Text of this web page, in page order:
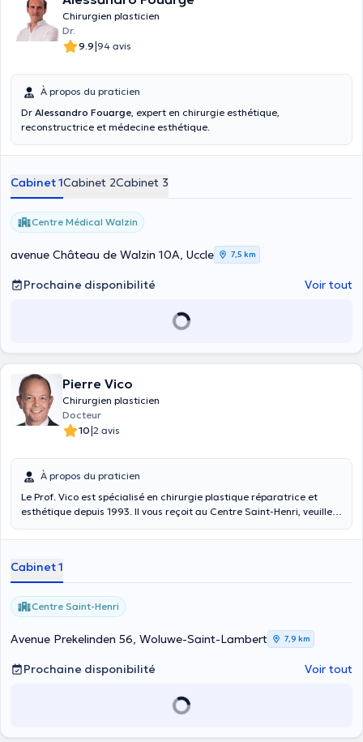
participe à des nombreux congrès internationaux de chirurgie
plastique et esthétique. Très à l’écoute de ses patients et d’une
grande rigueur dans son travail, le Dr Paun accorde une attention
toute particulière au suivi du patient.
Chirurgien plasticien
Dr.
9.9|94 avis
À propos du praticien
Dr Alessandro Fouarge, expert en chirurgie esthétique,
reconstructrice et médecine esthétique.
Cabinet 1Cabinet 2Cabinet 3
Centre Médical Walzin
avenue Château de Walzin 10A, Uccle 7,5 km
Prochaine disponibilité Voir tout
Pierre Vico
Chirurgien plasticien
Docteur
10|2 avis
À propos du praticien
Le Prof. Vico est spécialisé en chirurgie plastique réparatrice et
esthétique depuis 1993. Il vous reçoit au Centre Saint-Henri, veuillez
Cabinet 1
Centre Saint-Henri
Avenue Prekelinden 56, Woluwe-Saint-Lambert 7,9 km
Prochaine disponibilité Voir tout